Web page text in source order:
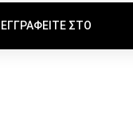
ΕΓΓΡΑΦΕΊΤΕ ΣΤΟ